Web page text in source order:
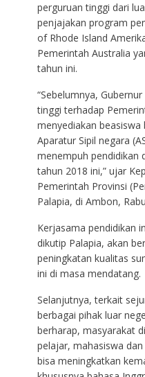
perguruan tinggi dari
penjajakan program
of Rhode Island
Pemerintah Australia
tahun ini.
“Sebelumnya,
tinggi terhadap
menyediakan
Aparatur Sipil negara
menempuh pendidikan
tahun 2018 ini,” ujar
Pemerintah Provinsi
Palapia, di Ambon,
Kerjasama pendidikan
dikutip Palapia, akan
peningkatan kualitas
ini di masa mendatang.
Selanjutnya, terkait
berbagai pihak luar
berharap, masyarakat
pelajar, mahasiswa
bisa meningkatkan